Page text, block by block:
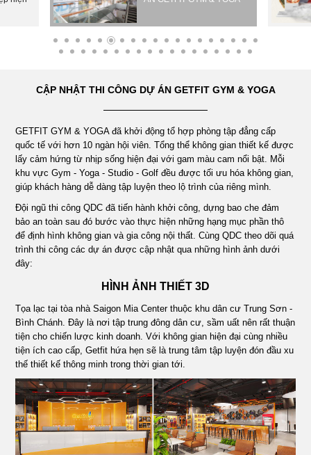
NHÀ
HÀNG
DỰ
ÁN
VĂN
PHÒNG
DỰ
ÁN
SHOWROOM
TIN
TỨC
CẬP NHẬT THI CÔNG DỰ ÁN GETFIT GYM & YOGA
GETFIT GYM & YOGA đã khởi động tổ hợp phòng tập đẳng cấp
quốc tế với hơn 10 ngàn hội viên. Tổng thể không gian thiết kế được
lấy cảm hứng từ nhịp sống hiện đại với gam màu cam nổi bật. Mỗi
khu vực Gym - Yoga - Studio - Golf đều được tối ưu hóa không gian,
giúp khách hàng dễ dàng tập luyện theo lộ trình của riêng mình.
Đội ngũ thi công QDC đã tiến hành khởi công, dựng bao che đảm
bảo an toàn sau đó bước vào thực hiện những hạng mục phần thô
để định hình không gian và gia công nội thất. Cùng QDC theo dõi quá
trình thi công các dự án được cập nhật qua những hình ảnh dưới
đây:
HÌNH ẢNH THIẾT 3D
Tọa lạc tại tòa nhà Saigon Mia Center thuộc khu dân cư Trung Sơn -
Bình Chánh. Đây là nơi tập trung đông dân cư, sầm uất nên rất thuận
tiện cho chiến lược kinh doanh. Với không gian hiện đại cùng nhiều
tiện ích cao cấp, Getfit hứa hẹn sẽ là trung tâm tập luyện đón đầu xu
thế thiết kế thông minh trong thời gian tới.